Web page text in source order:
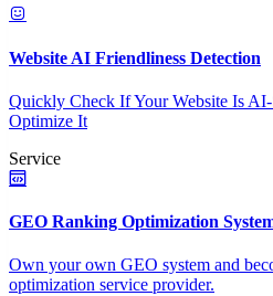
Website AI Friendliness Detection
Quickly Check If Your Website Is
Optimize It
Service
GEO Ranking Optimization
Own your own GEO system and
optimization service provider.